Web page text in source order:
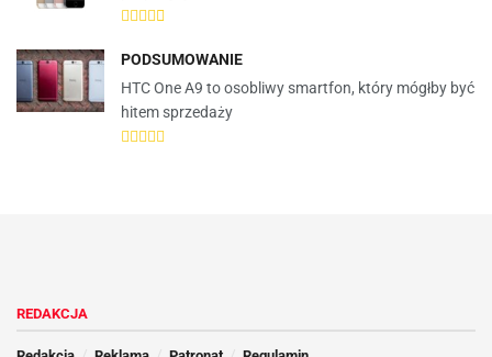
PODSUMOWANIE
HTC One A9 to osobliwy smartfon, który mógłby być
hitem sprzedaży
REDAKCJA